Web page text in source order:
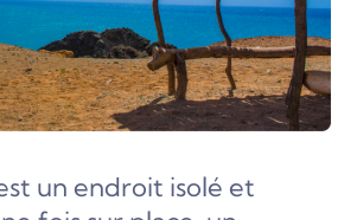
un endroit isolé et